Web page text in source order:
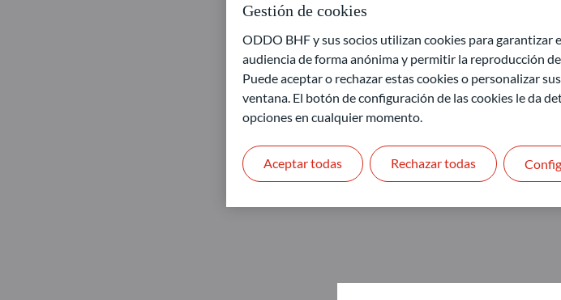
Gestión de cookies
ODDO BHF y sus socios utilizan cookies para
audiencia de forma anónima y permitir la reproducción
Puede aceptar o rechazar estas cookies o personalizar
ventana. El botón de configuración de las cookies le da
opciones en cualquier momento.
Rechazar todas
Aceptar todas